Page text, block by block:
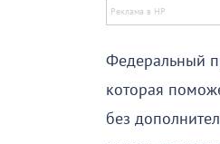
Федеральный
которая
без